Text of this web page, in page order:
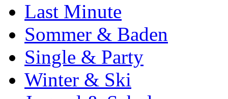
Last Minute
Sommer & Baden
Single & Party
Winter & Ski